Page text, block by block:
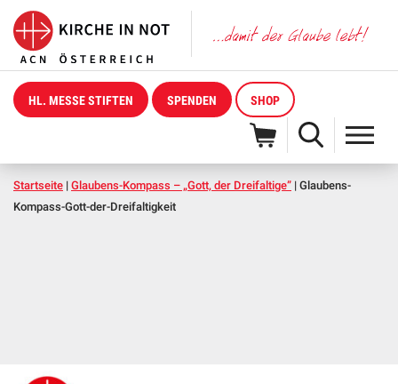
HL. MESSE STIFTEN SPENDEN SHOP
Startseite | Glaubens-Kompass – „Gott, der Dreifaltige” | Glaubens-
Kompass-Gott-der-Dreifaltigkeit